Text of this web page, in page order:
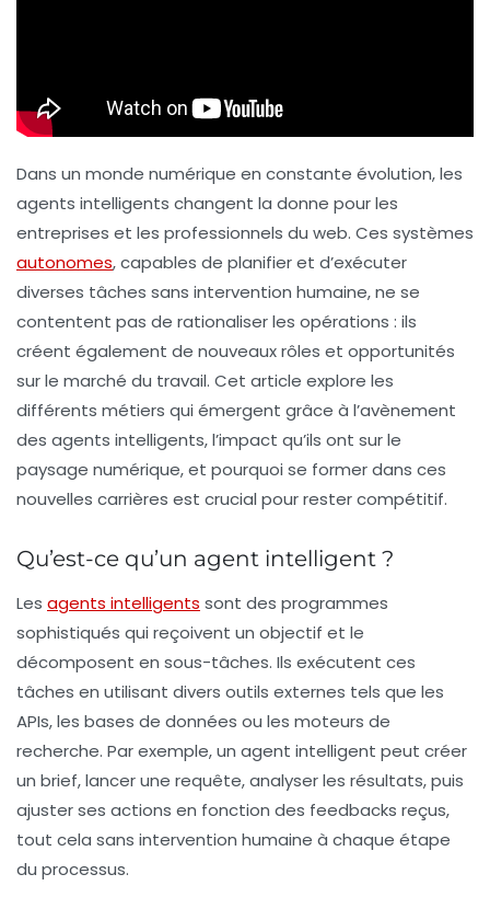
Dans un monde numérique en constante évolution, les
agents intelligents changent la donne pour les
entreprises et les professionnels du web. Ces systèmes
autonomes, capables de planifier et d’exécuter
diverses tâches sans intervention humaine, ne se
contentent pas de rationaliser les opérations : ils
créent également de nouveaux rôles et opportunités
sur le marché du travail. Cet article explore les
différents métiers qui émergent grâce à l’avènement
des agents intelligents, l’impact qu’ils ont sur le
paysage numérique, et pourquoi se former dans ces
nouvelles carrières est crucial pour rester compétitif.
Qu’est-ce qu’un agent intelligent ?
Les agents intelligents sont des programmes
sophistiqués qui reçoivent un objectif et le
décomposent en sous-tâches. Ils exécutent ces
tâches en utilisant divers outils externes tels que les
APIs, les bases de données ou les moteurs de
recherche. Par exemple, un agent intelligent peut créer
un brief, lancer une requête, analyser les résultats, puis
ajuster ses actions en fonction des feedbacks reçus,
tout cela sans intervention humaine à chaque étape
du processus.